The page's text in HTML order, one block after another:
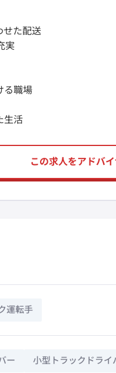
せた配送
実
る職場
生活
この求人をアドバ
運転手
ー 小型トラックドライ